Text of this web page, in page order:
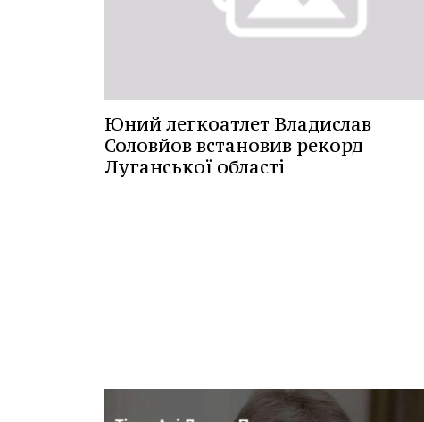
Юний легкоатлет Владислав
Соловйов встановив рекорд
Луганської області